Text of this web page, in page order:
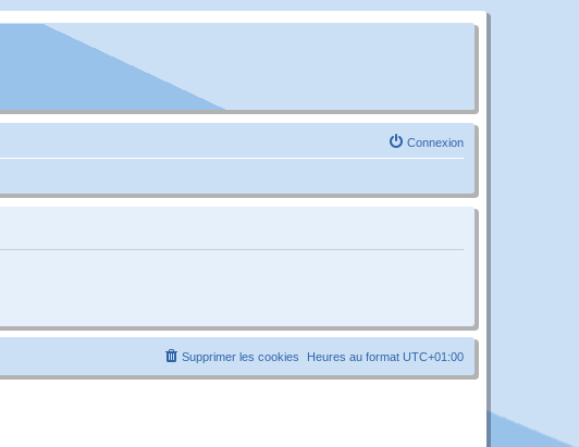
Connexion
Heures au format UTC+01:00
Supprimer les cookies